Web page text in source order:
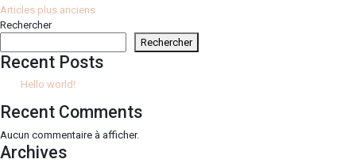
Navigation
des
articles
Articles plus anciens
Rechercher
Rechercher
Recent Posts
Hello world!
Recent Comments
Aucun commentaire à afficher.
Archives